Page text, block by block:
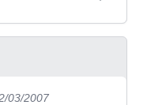
03/2007